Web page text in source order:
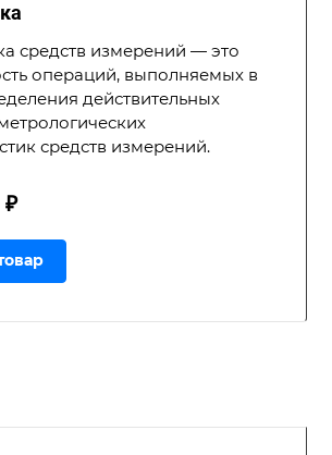
средств измерений — это
операций, выполняемых в
действительных
средств измерений.
₽